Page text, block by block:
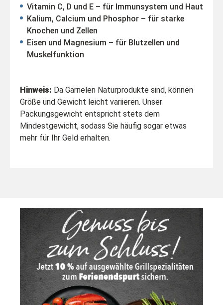
Vitamin C, D und E – für Immunsystem und Haut
Kalium, Calcium und Phosphor – für starke
Knochen und Zellen
Eisen und Magnesium – für Blutzellen und
Muskelfunktion
Hinweis: Da Garnelen Naturprodukte sind, können
Größe und Gewicht leicht variieren. Unser
Packungsgewicht entspricht stets dem
Mindestgewicht, sodass Sie häufig sogar etwas
mehr für Ihr Geld erhalten.